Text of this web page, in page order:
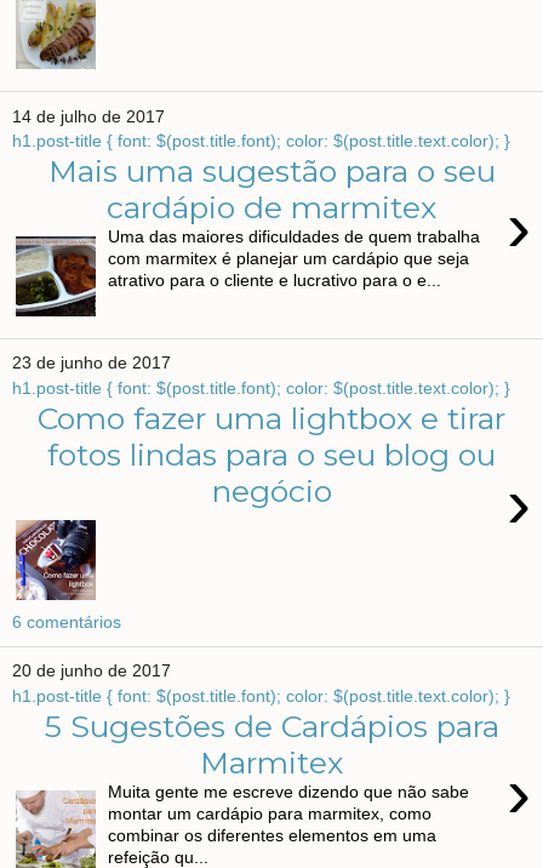
14 de julho de 2017
h1.post-title { font: $(post.title.font); color: $(post.title.text.color); }
Mais uma sugestão para o seu
cardápio de marmitex
›
Uma das maiores dificuldades de quem trabalha
com marmitex é planejar um cardápio que seja
atrativo para o cliente e lucrativo para o e...
23 de junho de 2017
h1.post-title { font: $(post.title.font); color: $(post.title.text.color); }
Como fazer uma lightbox e tirar
fotos lindas para o seu blog ou
negócio
›
6 comentários
20 de junho de 2017
h1.post-title { font: $(post.title.font); color: $(post.title.text.color); }
5 Sugestões de Cardápios para
Marmitex
›
Muita gente me escreve dizendo que não sabe
montar um cardápio para marmitex, como
combinar os diferentes elementos em uma
refeição qu...